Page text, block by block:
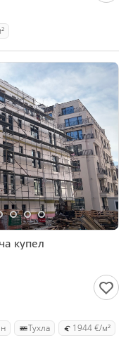
купел
Тухла 1944 €/м²